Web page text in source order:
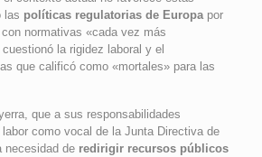
las políticas regulatorias de Europapor
normativas «cada vez más
la rigidez laboral y el
que calificó como «mortales» para las
que a sus responsabilidades
como vocal de la Junta Directiva de
necesidad de redirigir recursos públicos